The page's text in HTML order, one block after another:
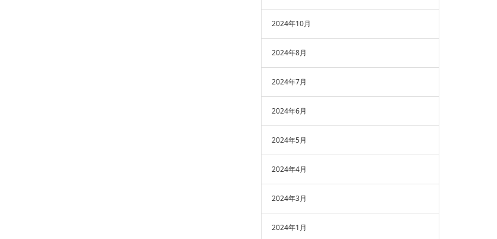
2024年10月
2024年8月
2024年7月
2024年6月
2024年5月
2024年4月
2024年3月
2024年1月